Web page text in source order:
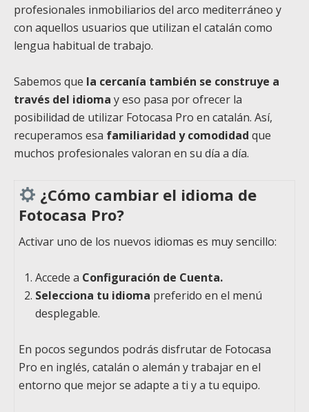
profesionales inmobiliarios del arco mediterráneo y
con aquellos usuarios que utilizan el catalán como
lengua habitual de trabajo.
Sabemos que la cercanía también se construye a
través del idioma y eso pasa por ofrecer la
posibilidad de utilizar Fotocasa Pro en catalán. Así,
recuperamos esa familiaridad y comodidad que
muchos profesionales valoran en su día a día.
¿Cómo cambiar el idioma de
Fotocasa Pro?
Activar uno de los nuevos idiomas es muy sencillo:
Accede a Configuración de Cuenta.
Selecciona tu idioma preferido en el menú
desplegable.
En pocos segundos podrás disfrutar de Fotocasa
Pro en inglés, catalán o alemán y trabajar en el
entorno que mejor se adapte a ti y a tu equipo.